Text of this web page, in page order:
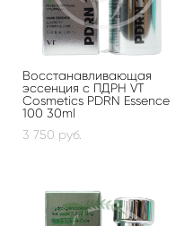
Восстанавливающая
эссенция с ПДРН VT
Cosmetics PDRN Essence
100 30ml
3 750 pуб.